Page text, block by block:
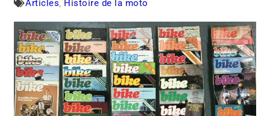
Articles, Histoire de la moto